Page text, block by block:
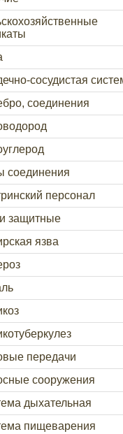
сосудистая
соединения
соединения
персонал
защитные
язва
передачи
сооружения
дыхательная
пищеварения